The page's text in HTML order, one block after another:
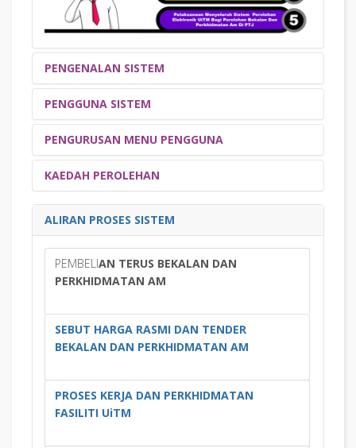
PENGENALAN SISTEM
EVOLUSI GENERASI
SEJARAH PEMBANGUNAN OBJEKTIF
KEBAIKAN PENGECUALIAN
PERSEDIAAN
PENGGUNA SISTEM
KATEGORI TANGGUNGJAWAB
PERANAN STAF
PENENTUAN PERANAN
PENGURUSAN MENU PENGGUNA
PEGAWAI PENYEDIA
PEGAWAI PENYEMAK
DEKAN/KPTJ PEGAWAI LANTIKAN
KAEDAH PEROLEHAN
PEMBELIAN TERUS
TENDER
ALIRAN PROSES SISTEM
PEMBELIAN TERUS BEKALAN DAN
PERKHIDMATAN AM
SEBUT HARGA RASMI DAN TENDER
BEKALAN DAN PERKHIDMATAN AM
PROSES KERJA DAN PERKHIDMATAN
FASILITI UiTM